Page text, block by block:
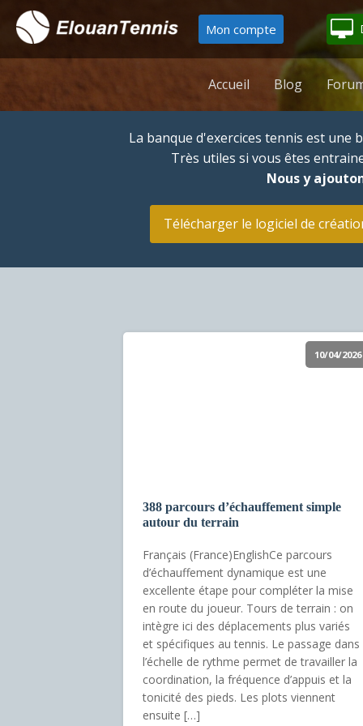
Mon compte
Accueil Blog
La banque d'exercices tennis est une
Très utiles si vous êtes
Nous y
Télécharger le logiciel de
10/04/2026
388 parcours d’échauffement simple
autour du terrain
Français (France)EnglishCe parcours
d’échauffement dynamique est une
excellente étape pour compléter la mise
en route du joueur. Tours de terrain : on
intègre ici des déplacements plus variés
et spécifiques au tennis. Le passage dans
l’échelle de rythme permet de travailler la
coordination, la fréquence d’appuis et la
tonicité des pieds. Les plots viennent
ensuite […]